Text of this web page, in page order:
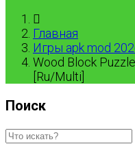
Главная
Игры apk mod
Wood Block
[Ru/Multi]
Поиск